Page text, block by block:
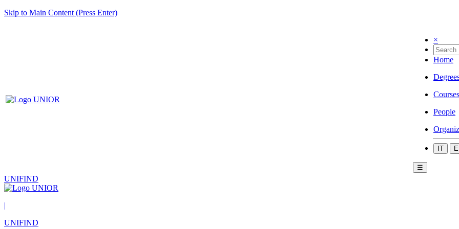
Skip to Main Content (Press Enter)
×
Home
Courses
People
IT
☰
UNIFIND
|
UNIFIND